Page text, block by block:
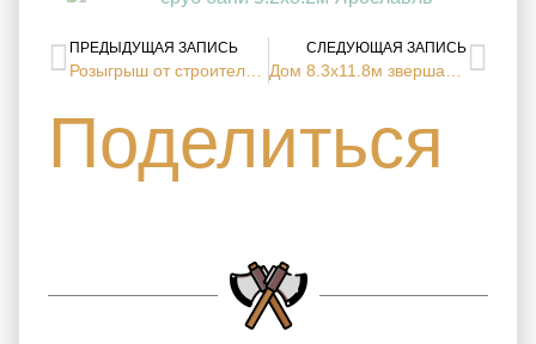
ПРЕДЫДУЩАЯ ЗАПИСЬ СЛЕДУЮЩАЯ ЗАПИСЬ
Поделиться